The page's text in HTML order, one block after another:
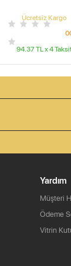
Ücretsiz Kargo
0
94.37TL x4
Yardım
Müşteri
Ödeme
Vitrin